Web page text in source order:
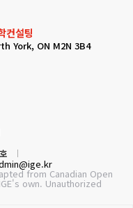
컨설팅
York, ON M2N 3B4
from Canadian Open
own. Unauthorized